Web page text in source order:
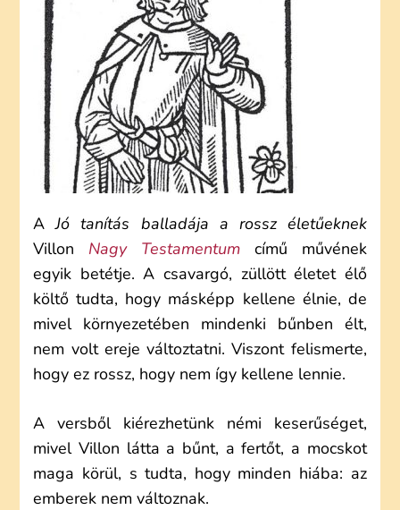
ROSSZ
ÉLETŰEKNEK
(ELEMZÉS)
AJó tanítás balladája a rossz életűeknek
Villon Nagy Testamentum című művének
egyik betétje. A csavargó, züllött életet élő
költő tudta, hogy másképp kellene élnie, de
mivel környezetében mindenki bűnben élt,
nem volt ereje változtatni. Viszont felismerte,
hogy ez rossz, hogy nem így kellene lennie.
A versből kiérezhetünk némi keserűséget,
mivel Villon látta a bűnt, a fertőt, a mocskot
maga körül, s tudta, hogy minden hiába: az
emberek nem változnak.